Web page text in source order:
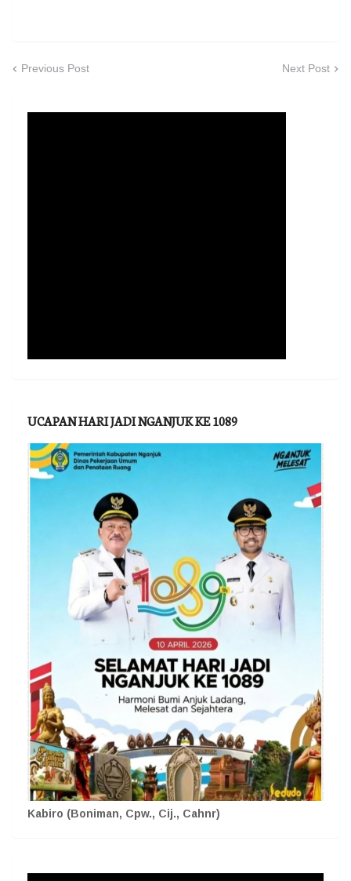
Previous Post Next Post
UCAPAN HARI JADI NGANJUK KE 1089
Kabiro (Boniman, Cpw., Cij., Cahnr)